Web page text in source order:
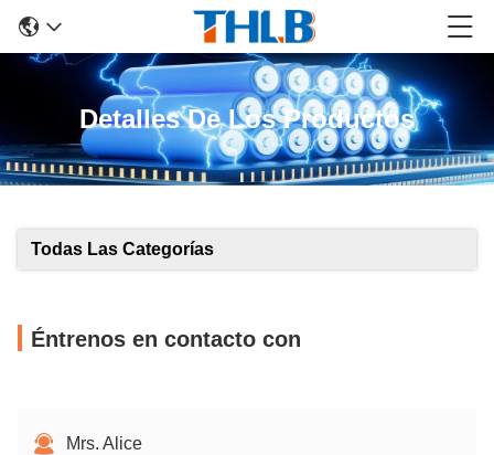
Detalles De Los Productos
Todas Las Categorías
Éntrenos en contacto con
Mrs. Alice